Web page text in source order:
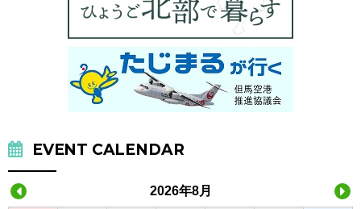
EVENT CALENDAR
2026年8月